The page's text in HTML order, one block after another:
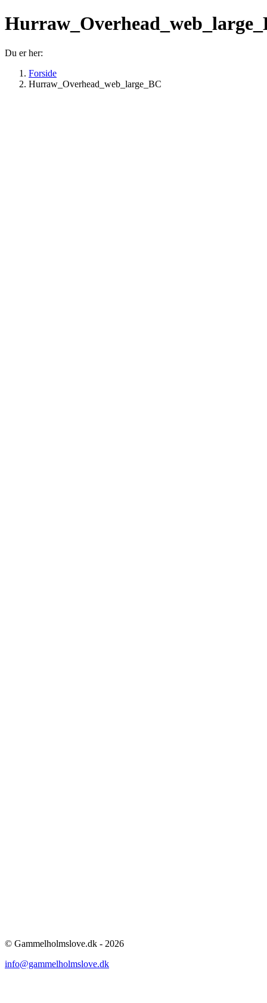
Du er her:
Forside
Hurraw_Overhead_web_large_BC
© Gammelholmslove.dk - 2026
info@gammelholmslove.dk